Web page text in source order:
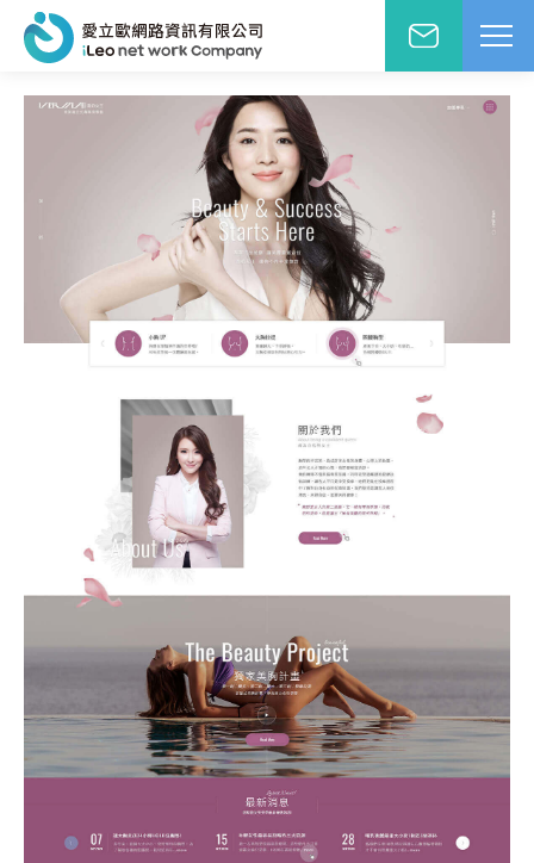
設計報價洽詢
人姓名
小姐
電話
※
設計案例
設計報價
製作流程
設計服務
旅宿網站設計
網站設計
網站設計